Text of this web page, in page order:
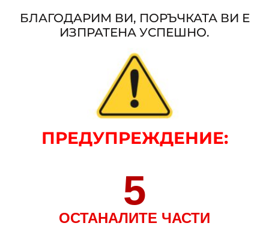
БЛАГОДАРИМ ВИ, ПОРЪЧКАТА ВИ Е
ИЗПРАТЕНА УСПЕШНО.
ПРЕДУПРЕЖДЕНИЕ:
ОСТАНАЛИТЕ ЧАСТИ
5